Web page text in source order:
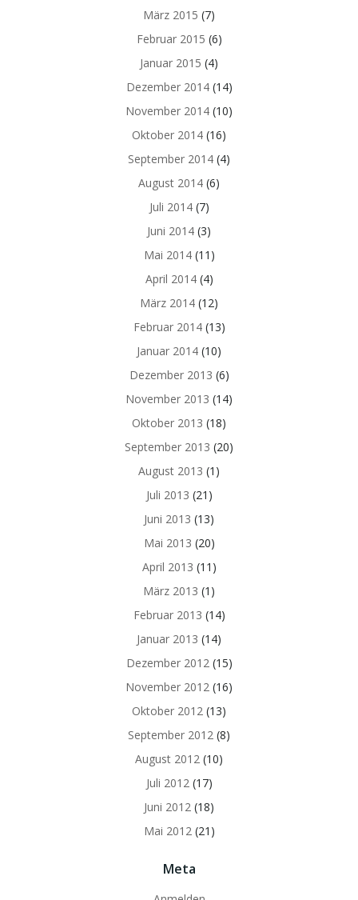
März 2015 (7)
Februar 2015 (6)
Januar 2015 (4)
Dezember 2014(14)
November 2014 (10)
Oktober 2014 (16)
September 2014 (4)
August 2014 (6)
Juli 2014(7)
Juni 2014 (3)
Mai 2014(11)
April 2014(4)
März 2014 (12)
Februar 2014(13)
Januar 2014 (10)
Dezember 2013 (6)
November 2013 (14)
Oktober 2013 (18)
September 2013 (20)
August 2013 (1)
Juli 2013 (21)
Juni 2013 (13)
Mai 2013 (20)
April 2013 (11)
März 2013 (1)
Februar 2013 (14)
Januar 2013 (14)
Dezember 2012(15)
November 2012 (16)
Oktober 2012 (13)
September 2012 (8)
August 2012 (10)
Juli 2012(17)
Juni 2012 (18)
Mai 2012(21)
Meta